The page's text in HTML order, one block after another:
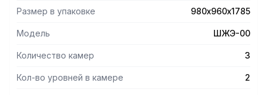
пароувлажнения.
- Внутренние размеры духовки - 630х550х340 мм.
- Время разогрева до рабочей температуры - 40 мин.
Размер в упаковке 980х960х1785
Модель ШЖЭ-00
Количество камер 3
Кол-во уровней в камере 2